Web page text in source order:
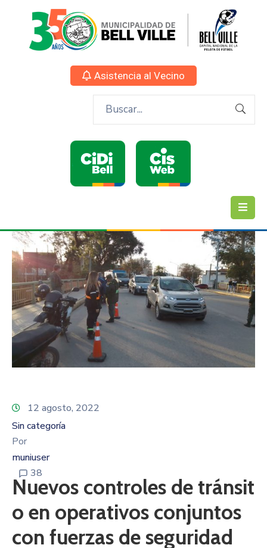
Asistencia al Vecino
12 agosto, 2022
Sin categoría
Por
muniuser
38
Nuevos controles de tránsit
o en operativos conjuntos
con fuerzas de seguridad